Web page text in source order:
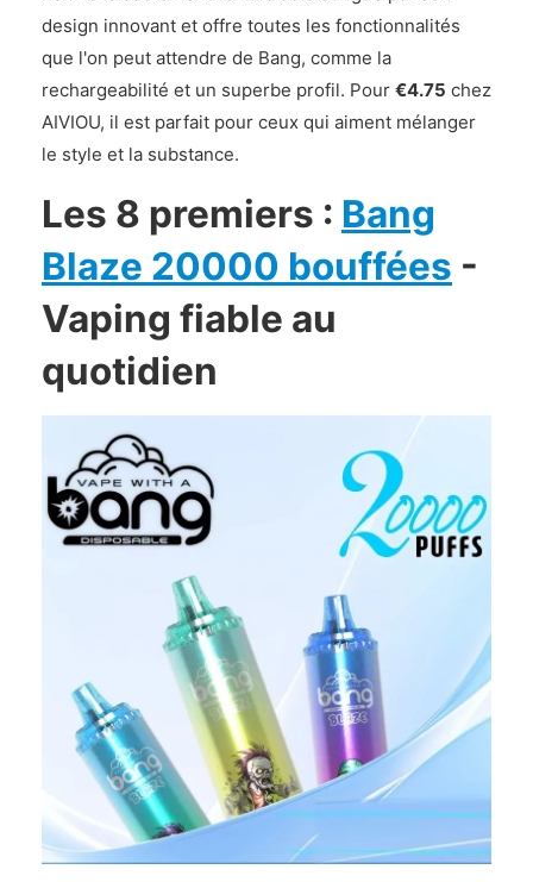
design innovant et offre toutes les fonctionnalités
que l'on peut attendre de Bang, comme la
rechargeabilité et un superbe profil. Pour €4.75 chez
AIVIOU, il est parfait pour ceux qui aiment mélanger
le style et la substance.
Les 8 premiers : Bang
Blaze 20000 bouffées -
Vaping fiable au
quotidien